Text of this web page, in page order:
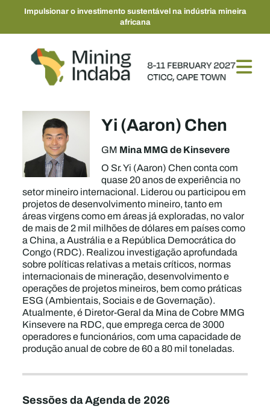
Impulsionar o investimento sustentável na indústria mineira
africana
Yi (Aaron) Chen
GM Mina MMG de Kinsevere
O Sr. Yi (Aaron) Chen conta com
quase 20 anos de experiência no
setor mineiro internacional. Liderou ou participou em
projetos de desenvolvimento mineiro, tanto em
áreas virgens como em áreas já exploradas, no valor
de mais de 2 mil milhões de dólares em países como
a China, a Austrália e a República Democrática do
Congo (RDC). Realizou investigação aprofundada
sobre políticas relativas a metais críticos, normas
internacionais de mineração, desenvolvimento e
operações de projetos mineiros, bem como práticas
ESG (Ambientais, Sociais e de Governação).
Atualmente, é Diretor-Geral da Mina de Cobre MMG
Kinsevere na RDC, que emprega cerca de 3000
operadores e funcionários, com uma capacidade de
produção anual de cobre de 60 a 80 mil toneladas.
Sessões da Agenda de 2026